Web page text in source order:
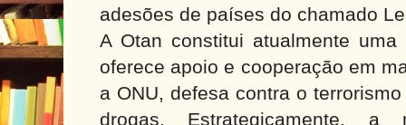
adesões de países do chamado
A Otan constitui atualmente
oferece apoio e cooperação em
a ONU, defesa contra o
drogas. Estrategicamente, a